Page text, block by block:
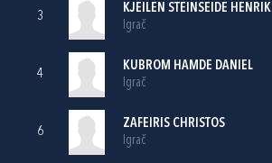
3
KJEILEN STEINSEIDE HENRIK
Igrač
4
KUBROM HAMDE DANIEL
Igrač
6
ZAFEIRIS CHRISTOS
Igrač